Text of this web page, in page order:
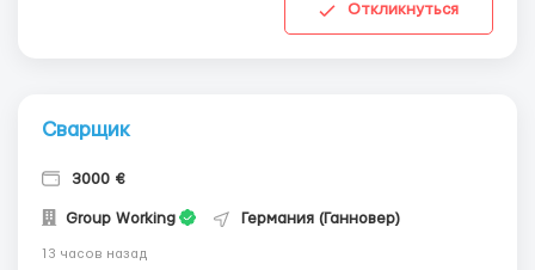
Откликнуться
Сварщик
3000 €
Group Working Германия (Ганновер)
13 часов назад